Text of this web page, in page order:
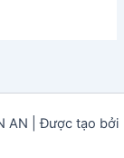
AN | Được tạo bởi